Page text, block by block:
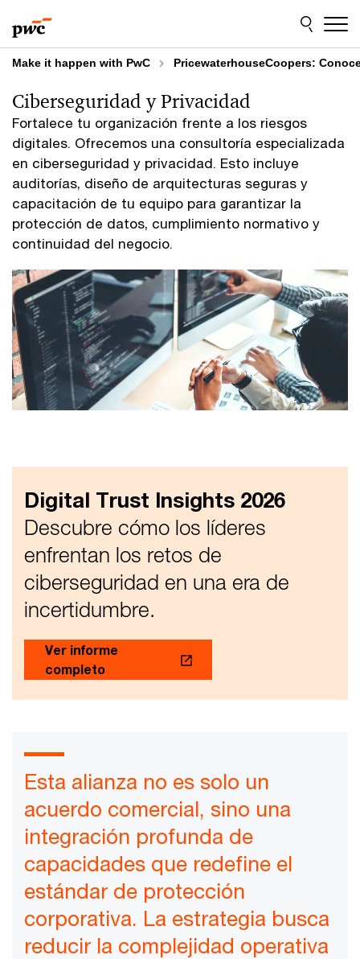
to
content
to
footer
Make it happen with PwC PricewaterhouseCoopers:
Fortalece tu organización frente a los riesgos
digitales. Ofrecemos una consultoría especializada
en ciberseguridad y privacidad. Esto incluye
auditorías, diseño de arquitecturas seguras y
capacitación de tu equipo para garantizar la
protección de datos, cumplimiento normativo y
continuidad del negocio.
Ciberseguridad y Privacidad
Digital Trust Insights 2026
Descubre cómo los líderes
enfrentan los retos de
ciberseguridad en una era de
incertidumbre.
Ver informe
completo
Esta alianza no es solo un
acuerdo comercial, sino una
integración profunda de
capacidades que redefine el
estándar de protección
corporativa. La estrategia busca
reducir la complejidad operativa